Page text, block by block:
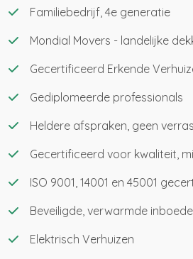
Familiebedrijf, 4e generatie
Mondial Movers - landelijke
Gecertificeerd Erkende
Gediplomeerde professionals
Heldere afspraken, geen
Gecertificeerd voor kwaliteit,
ISO 9001, 14001 en 45001
Beveiligde, verwarmde
Elektrisch Verhuizen